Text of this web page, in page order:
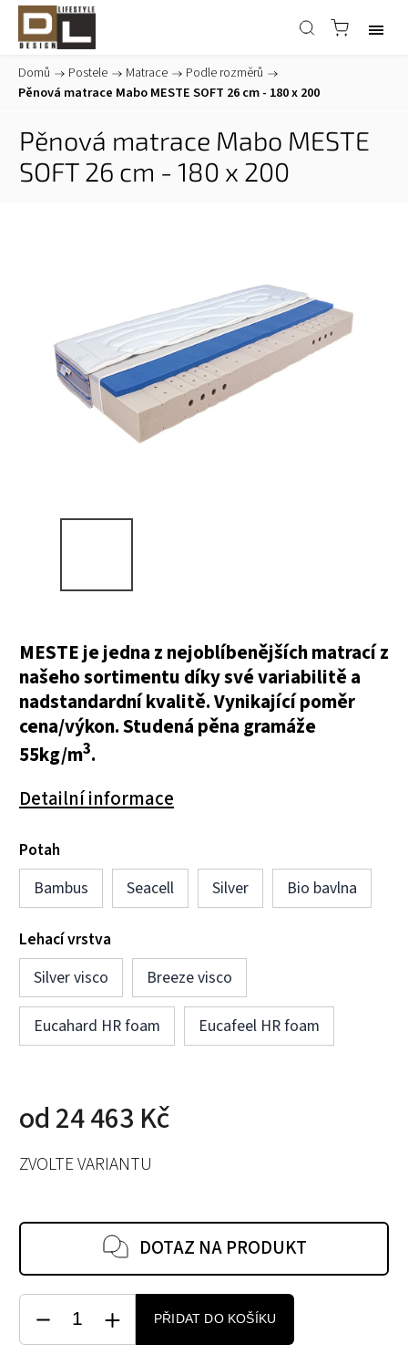
Domů / Postele / Matrace / Podle rozměrů /
Pěnová matrace Mabo MESTE SOFT 26 cm - 180 x 200
Pěnová matrace Mabo MESTE
SOFT 26 cm - 180 x 200
MESTE je jedna z nejoblíbenějších matrací z
našeho sortimentu díky své variabilitě a
nadstandardní kvalitě. Vynikající poměr
cena/výkon. Studená pěna gramáže
55kg/m3.
Detailní informace
Potah
Bambus
Seacell Silver Bio bavlna
Lehací vrstva
Silver visco
Breeze visco
Eucahard HR foam Eucafeel HR foam
od24 463 Kč
ZVOLTE VARIANTU
DOTAZ NA PRODUKT
PŘIDAT DO KOŠÍKU